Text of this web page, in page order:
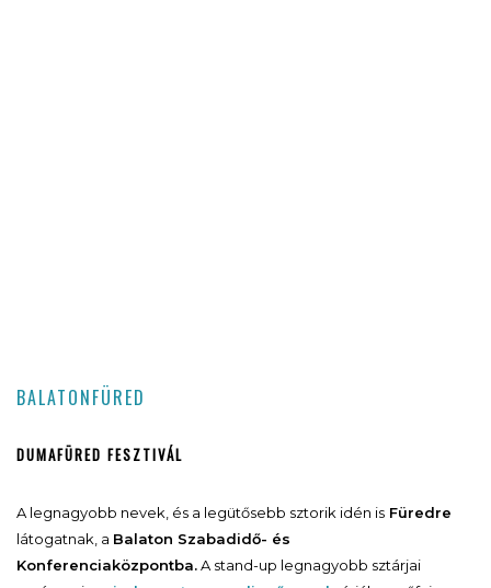
BALATONFÜRED
DUMAFÜRED FESZTIVÁL
A legnagyobb nevek, és a legütősebb sztorik idén is Füredre
látogatnak, a Balaton Szabadidő- és
Konferenciaközpontba.A stand-up legnagyobb sztárjai